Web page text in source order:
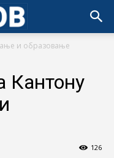
и образовање
Кантону
126